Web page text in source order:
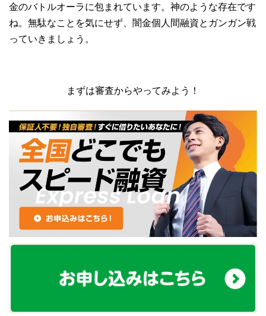
金のバトルオーラに包まれています。神のような存在です
ね。無駄なことを気にせず、闇金個人間融資とガンガン戦
っていきましょう。
まずは審査からやってみよう！